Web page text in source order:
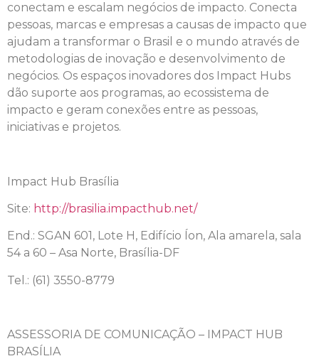
conectam e escalam negócios de impacto. Conecta
pessoas, marcas e empresas a causas de impacto que
ajudam a transformar o Brasil e o mundo através de
metodologias de inovação e desenvolvimento de
negócios. Os espaços inovadores dos Impact Hubs
dão suporte aos programas, ao ecossistema de
impacto e geram conexões entre as pessoas,
iniciativas e projetos.
Impact Hub Brasília
Site: http://brasilia.impacthub.net/
End.: SGAN 601, Lote H, Edifício Íon, Ala amarela, sala
54 a 60 – Asa Norte, Brasília-DF
Tel.: (61) 3550-8779
ASSESSORIA DE COMUNICAÇÃO – IMPACT HUB
BRASÍLIA